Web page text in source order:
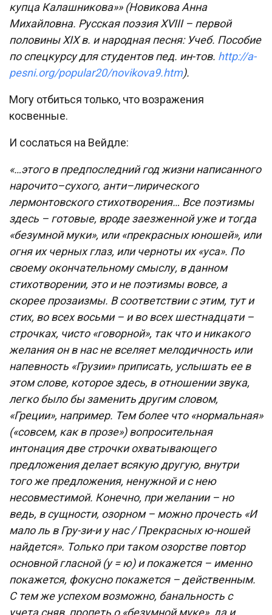
купца Калашникова»» (Новикова Анна
Михайловна. Русская поэзия XVIII – первой
половины XIX в. и народная песня: Учеб. Пособие
по спецкурсу для студентов пед. ин-тов. http://a-
pesni.org/popular20/novikova9.htm).
Могу отбиться только, что возражения
косвенные.
И сослаться на Вейдле:
«…этого в предпоследний год жизни написанного
нарочито–сухого, анти–лирического
лермонтовского стихотворения… Все поэтизмы
здесь – готовые, вроде заезженной уже и тогда
«безумной муки», или «прекрасных юношей», или
огня их черных глаз, или черноты их «уса». По
своему окончательному смыслу, в данном
стихотворении, это и не поэтизмы вовсе, а
скорее прозаизмы. В соответствии с этим, тут и
стих, во всех восьми – и во всех шестнадцати –
строчках, чисто «говорной», так что и никакого
желания он в нас не вселяет мелодичность или
напевность «Грузии» приписать, услышать ее в
этом слове, которое здесь, в отношении звука,
легко было бы заменить другим словом,
«Греции», например. Тем более что «нормальная»
(«совсем, как в прозе») вопросительная
интонация две строчки охватывающего
предложения делает всякую другую, внутри
того же предложения, ненужной и с нею
несовместимой. Конечно, при желании – но
ведь, в сущности, озорном – можно прочесть «И
мало ль в Гру-зи-и у нас / Прекрасных ю-ношей
найдется». Только при таком озорстве повтор
основной гласной (у = ю) и покажется – именно
покажется, фокусно покажется – действенным.
С тем же успехом возможно, банальность с
учета сняв, пропеть о «безумной муке», да и